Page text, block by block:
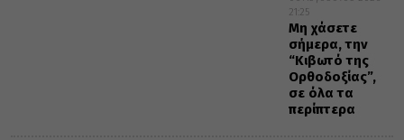
21:25
Μη χάσετε
σήμερα, την
“Κιβωτό της
Ορθοδοξίας”,
σε όλα τα
περίπτερα